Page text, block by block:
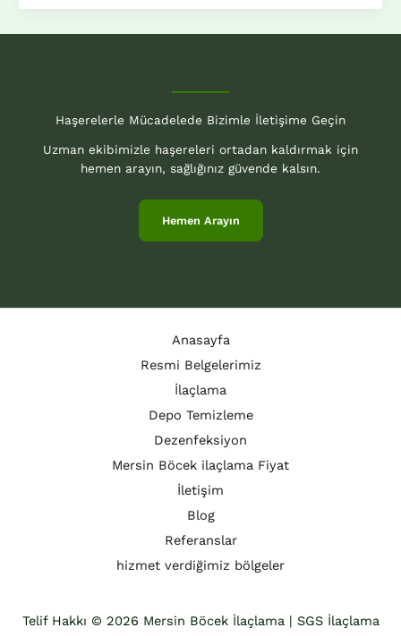
İlaçlama
Haşerelerle Mücadelede Bizimle İletişime Geçin
Uzman ekibimizle haşereleri ortadan kaldırmak için
hemen arayın, sağlığınız güvende kalsın.
Hemen Arayın
Anasayfa
Resmi Belgelerimiz
İlaçlama
Depo Temizleme
Dezenfeksiyon
Mersin Böcek ilaçlama Fiyat
İletişim
Blog
Referanslar
hizmet verdiğimiz bölgeler
Telif Hakkı © 2026 Mersin Böcek İlaçlama | SGS İlaçlama